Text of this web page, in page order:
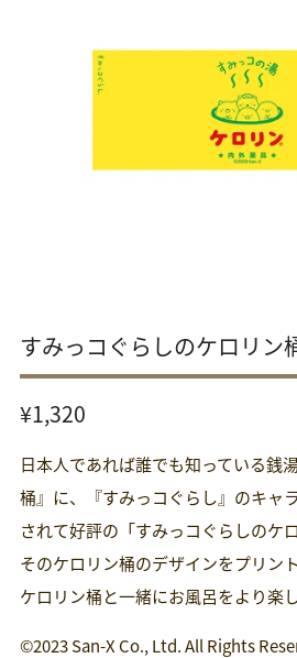
すみっコぐらしのケロリン
通
価
格
¥1,320
日本人であれば誰でも知っている銭
桶』に、『すみっコぐらし』のキャ
されて好評の「すみっコぐらしのケ
そのケロリン桶のデザインをプリン
ケロリン桶と一緒にお風呂をより楽し
©2023 San-X Co., Ltd. All Rights